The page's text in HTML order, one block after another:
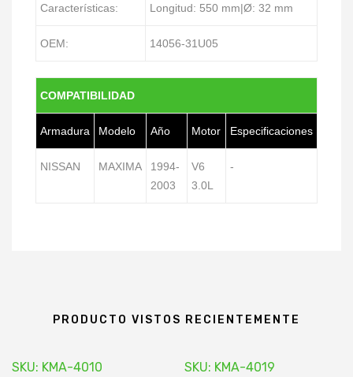
Características: Longitud: 550 mm|Ø: 32 mm
OEM: 14056-31U05
COMPATIBILIDAD
Armadura Modelo Año Motor Especificaciones
NISSAN MAXIMA
1994-
2003
V6
3.0L
-
PRODUCTO VISTOS RECIENTEMENTE
SKU: KMA-4010
SKU: KMA-4019